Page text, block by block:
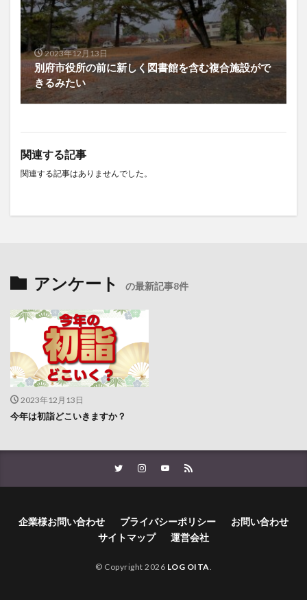
2023年12月13日
別府市役所の前に新しく図書館を含む複合施設がで
きるみたい
関連する記事
関連する記事はありませんでした。
アンケート の最新記事8件
2023年12月13日
今年は初詣どこいきますか？
企業様お問い合わせ プライバシーポリシー
お問い合わせ
サイトマップ
運営会社
© Copyright 2026 LOG OITA